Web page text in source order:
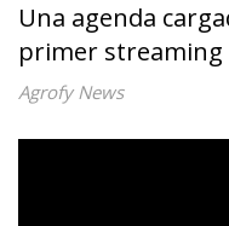
Una agenda
primer streaming
Agrofy News